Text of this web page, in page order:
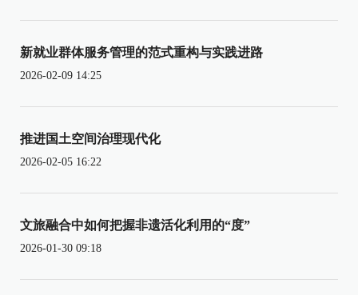
新就业群体服务管理的范式重构与实践进路
2026-02-09 14:25
推进国土空间治理现代化
2026-02-05 16:22
文旅融合中如何把握非遗活化利用的“度”
2026-01-30 09:18